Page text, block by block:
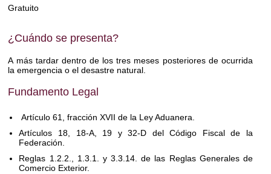
Gratuito
¿Cuándo se presenta?
A más tardar dentro de los tres meses posteriores de ocurrida
la emergencia o el desastre natural.
Fundamento Legal
Artículo 61, fracción XVII de la Ley Aduanera.
Artículos 18, 18-A, 19 y 32-D del Código Fiscal de la
Federación.
Reglas 1.2.2., 1.3.1. y 3.3.14. de las Reglas Generales de
Comercio Exterior.